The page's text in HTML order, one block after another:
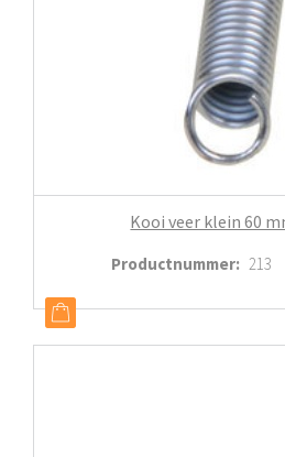
Kooi veer klein 60
Productnummer: 213